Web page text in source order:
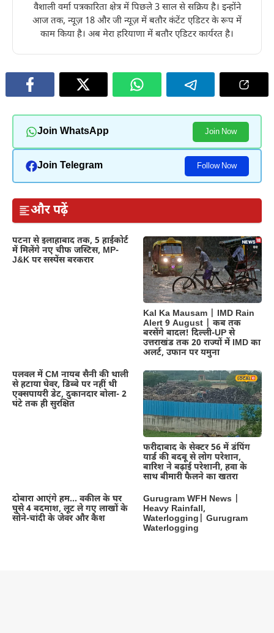
वैशाली वर्मा पत्रकारिता क्षेत्र में पिछले 3 साल से सक्रिय है। इन्होंने
आज तक, न्यूज़ 18 और जी न्यूज़ में बतौर कंटेंट एडिटर के रूप में
काम किया है। अब मेरा हरियाणा में बतौर एडिटर कार्यरत है।
Join WhatsApp Join Now
Join Telegram Follow Now
और पढ़ें
पटना से इलाहाबाद तक, 5 हाईकोर्ट
में मिलेंगे नए चीफ जस्टिस, MP-
J&K पर सस्पेंस बरकरार
Kal Ka Mausam | IMD Rain
Alert 9 August | कब तक
बरसेंगे बादल! दिल्ली-UP से
उत्तराखंड तक 20 राज्यों में IMD का
अलर्ट, उफान पर यमुना
पलवल में CM नायब सैनी की थाली
से हटाया घेवर, डिब्बे पर नहीं थी
एक्सपायरी डेट, दुकानदार बोला- 2
घंटे तक ही सुरक्षित
फरीदाबाद के सेक्टर 56 में डंपिंग
यार्ड की बदबू से लोग परेशान,
बारिश ने बढ़ाई परेशानी, हवा के
साथ बीमारी फैलने का खतरा
दोबारा आएंगे हम… वकील के घर
घुसे 4 बदमाश, लूट ले गए लाखों के
सोने-चांदी के जेवर और कैश
Gurugram WFH News |
Heavy Rainfall,
Waterlogging| Gurugram
Waterlogging